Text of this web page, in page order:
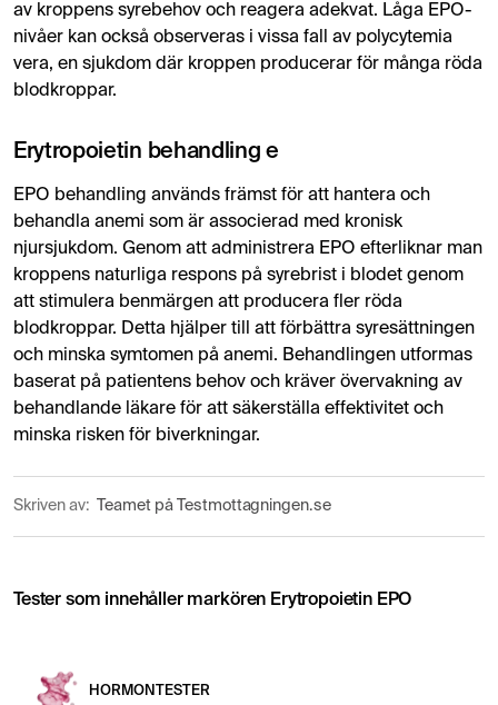
av kroppens syrebehov och reagera adekvat. Låga EPO-
nivåer kan också observeras i vissa fall av polycytemia
vera, en sjukdom där kroppen producerar för många röda
blodkroppar.
Erytropoietin behandling e
EPO behandling används främst för att hantera och
behandla anemi som är associerad med kronisk
njursjukdom. Genom att administrera EPO efterliknar man
kroppens naturliga respons på syrebrist i blodet genom
att stimulera benmärgen att producera fler röda
blodkroppar. Detta hjälper till att förbättra syresättningen
och minska symtomen på anemi. Behandlingen utformas
baserat på patientens behov och kräver övervakning av
behandlande läkare för att säkerställa effektivitet och
minska risken för biverkningar.
Skriven av: Teamet på Testmottagningen.se
Tester som innehåller markören Erytropoietin EPO
HORMONTESTER